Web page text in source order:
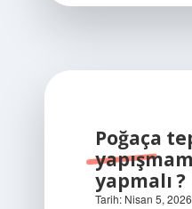
Poğaça
yapmalı ?
Tarih: Nisan 5, 2026